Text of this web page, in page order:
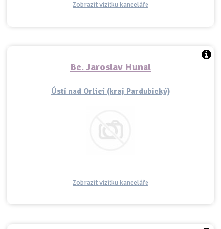
Zobrazit vizitku kanceláře
Bc. Jaroslav Hunal
Ústí nad Orlicí (kraj Pardubický)
Zobrazit vizitku kanceláře